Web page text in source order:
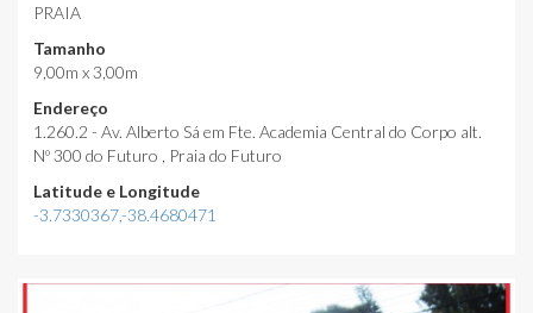
PRAIA
Tamanho
9,00m x 3,00m
Endereço
1.260.2 - Av. Alberto Sá em Fte. Academia Central do Corpo alt.
Nº 300 do Futuro , Praia do Futuro
Latitude e Longitude
-3.7330367,-38.4680471